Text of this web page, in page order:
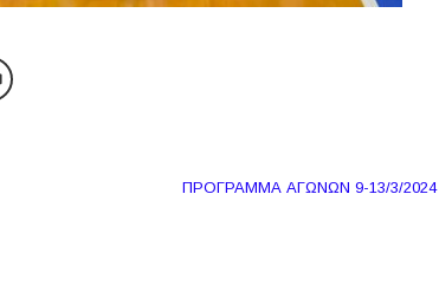
ΠΡΟΓΡΑΜΜΑ ΑΓΩΝΩΝ 9-13/3/2024